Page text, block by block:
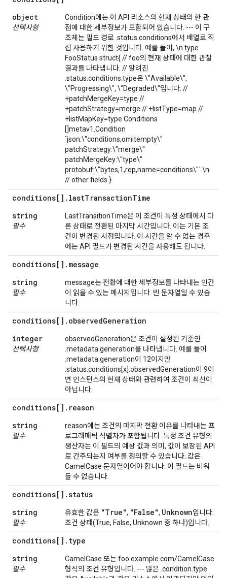
object
선택사항
Condition에는 이 API 리소스의 현재 상태의 한 관
점에 대한 세부정보가 포함되어 있습니다. --- 이 구
조체는 필드 경로 .status.conditions에서 배열로 직
접 사용하기 위한 것입니다. 예를 들어, \n type
FooStatus struct{ // foo의 현재 상태에 대한 관찰
결과를 나타냅니다. // 알려진
.status.conditions.type은 \"Available\",
\"Progressing\", \"Degraded\"입니다. //
+patchMergeKey=type //
+patchStrategy=merge // +listType=map //
+listMapKey=type Conditions
[]metav1.Condition
`json:\"conditions,omitempty\"
patchStrategy:\"merge\"
patchMergeKey:\"type\"
protobuf:\"bytes,1,rep,name=conditions\"` \n
// other fields }
conditions[] . lastTransactionTime
string
필수
LastTransitionTime은 이 조건이 특정 상태에서 다
른 상태로 전환된 마지막 시간입니다. 이는 기본 조
건이 변경된 시점입니다. 이 시간을 알 수 없는 경우
에는 API 필드가 변경된 시간을 사용해도 됩니다.
conditions[] . message
string
필수
message는 전환에 대한 세부정보를 나타내는 인간
이 읽을 수 있는 메시지입니다. 빈 문자열일 수 있습
니다.
conditions[] . observedGeneration
integer
선택사항
observedGeneration은 조건이 설정된 기준인
.metadata.generation을 나타냅니다. 예를 들어
.metadata.generation이 12이지만
.status.conditions[x].observedGeneration이 9이
면 인스턴스의 현재 상태와 관련하여 조건이 최신이
아닙니다.
conditions[] . reason
string
필수
reason에는 조건의 마지막 전환 이유를 나타내는 프
로그래매틱 식별자가 포함됩니다. 특정 조건 유형의
생산자는 이 필드의 예상 값과 의미, 값이 보장된 API
로 간주되는지 여부를 정의할 수 있습니다. 값은
CamelCase 문자열이어야 합니다. 이 필드는 비워
둘 수 없습니다.
conditions[] .status
string
필수
유효한 값은 "True", "False", Unknown입니다.
조건 상태(True, False, Unknown 중 하나)입니다.
conditions[] . type
string
필수
CamelCase 또는 foo.example.com/CamelCase
형식의 조건 유형입니다. --- 많은 .condition.type